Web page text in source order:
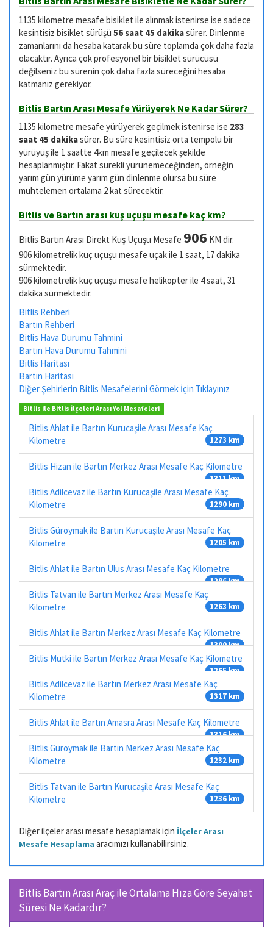
1135 kilometre mesafe bisiklet ile alınmak istenirse ise sadece
kesintisiz bisiklet sürüşü 56 saat 45 dakikasürer. Dinlenme
zamanlarını da hesaba katarak bu süre toplamda çok daha fazla
olacaktır. Ayrıca çok profesyonel bir bisiklet sürücüsü
değilseniz bu sürenin çok daha fazla süreceğini hesaba
katmanız gerekiyor.
Bitlis Bartın Arası Mesafe Yürüyerek Ne Kadar Sürer?
1135 kilometre mesafe yürüyerek geçilmek istenirse ise 283
saat 45 dakikasürer. Bu süre kesintisiz orta tempolu bir
yürüyüş ile 1 saatte 4km mesafe geçilecek şekilde
hesaplanmıştır. Fakat sürekli yürünemeceğinden, örneğin
yarım gün yürüme yarım gün dinlenme olursa bu süre
muhtelemen ortalama 2 kat sürecektir.
Bitlis ve Bartın arası kuş uçuşu mesafe kaç km?
Bitlis Bartın Arası Direkt Kuş Uçuşu Mesafe 906 KM dir.
906 kilometrelik kuç uçuşu mesafe uçak ile 1 saat, 17 dakika
sürmektedir.
906 kilometrelik kuç uçuşu mesafe helikopter ile 4 saat, 31
dakika sürmektedir.
Bitlis Rehberi
Bartın Rehberi
Bitlis Hava Durumu Tahmini
Bartın Hava Durumu Tahmini
Bitlis Haritası
Bartın Haritası
Diğer Şehirlerin Bitlis Mesafelerini Görmek İçin Tıklayınız
Bitlis ile Bitlis İlçeleri Arası Yol Mesafeleri
Bitlis Ahlat ile Bartın Kurucaşile Arası Mesafe Kaç
Kilometre
1273 km
Bitlis Hizan ile Bartın Merkez Arası Mesafe Kaç Kilometre
1311 km
Bitlis Adilcevaz ile Bartın Kurucaşile Arası Mesafe Kaç
Kilometre
1290 km
Bitlis Güroymak ile Bartın Kurucaşile Arası Mesafe Kaç
Kilometre
1205 km
Bitlis Ahlat ile Bartın Ulus Arası Mesafe Kaç Kilometre
1286 km
Bitlis Tatvan ile Bartın Merkez Arası Mesafe Kaç
Kilometre
1263 km
Bitlis Ahlat ile Bartın Merkez Arası Mesafe Kaç Kilometre
1300 km
Bitlis Mutki ile Bartın Merkez Arası Mesafe Kaç Kilometre
1265 km
Bitlis Adilcevaz ile Bartın Merkez Arası Mesafe Kaç
Kilometre
1317 km
Bitlis Ahlat ile Bartın Amasra Arası Mesafe Kaç Kilometre
1316 km
Bitlis Güroymak ile Bartın Merkez Arası Mesafe Kaç
Kilometre
1232 km
Bitlis Tatvan ile Bartın Kurucaşile Arası Mesafe Kaç
Kilometre
1236 km
Diğer ilçeler arası mesafe hesaplamak için İlçeler Arası
Mesafe Hesaplama aracımızı kullanabilirsiniz.
Bitlis Bartın Arası Araç ile Ortalama Hıza Göre Seyahat
Süresi Ne Kadardır?